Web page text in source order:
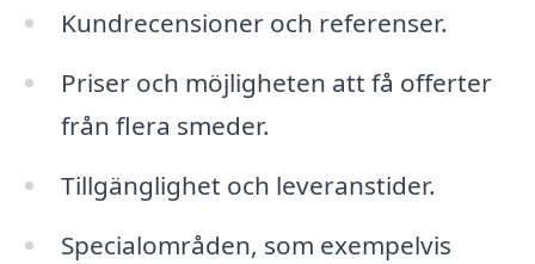
Kundrecensioner och referenser.
Priser och möjligheten att få offerter
från flera smeder.
Tillgänglighet och leveranstider.
Specialområden, som exempelvis